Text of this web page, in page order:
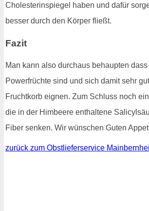
Cholesterinspiegel haben und dafür
besser durch den Körper fließt.
Fazit
Man kann also durchaus behaupten
Powerfrüchte sind und sich damit sehr
Fruchtkorb eignen. Zum Schluss noch
die in der Himbeere enthaltene
Fiber senken. Wir wünschen Guten
zurück zum Obstlieferservice